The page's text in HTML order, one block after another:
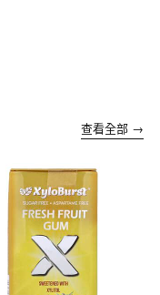
查看全部 →